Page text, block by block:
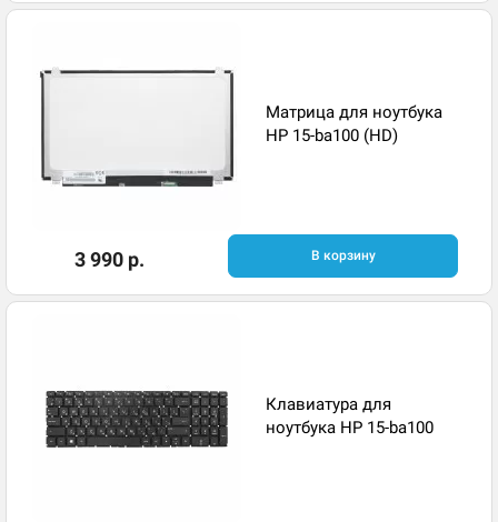
Матрица для ноутбука
HP 15-ba100 (HD)
3 990 р. В корзину
Клавиатура для
ноутбука HP 15-ba100